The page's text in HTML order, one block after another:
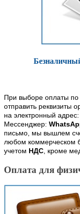
Безналичный
При выборе оплаты по
отправить реквизиты
на электронный адрес:
Мессенджер:
письмо, мы вышлем
любом коммерческом
учетом НДС, кроме
Оплата для